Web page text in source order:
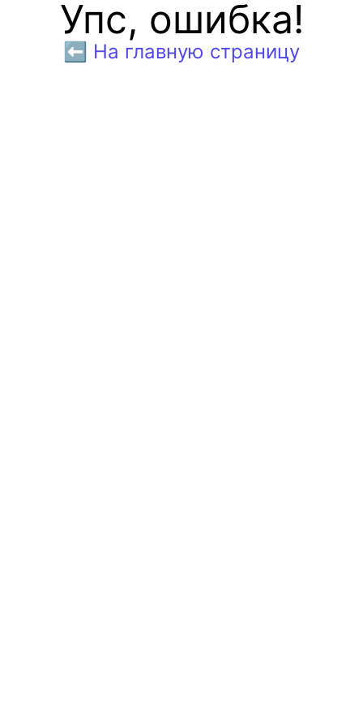
Упс, ошибка!
⬅️ На главную страницу